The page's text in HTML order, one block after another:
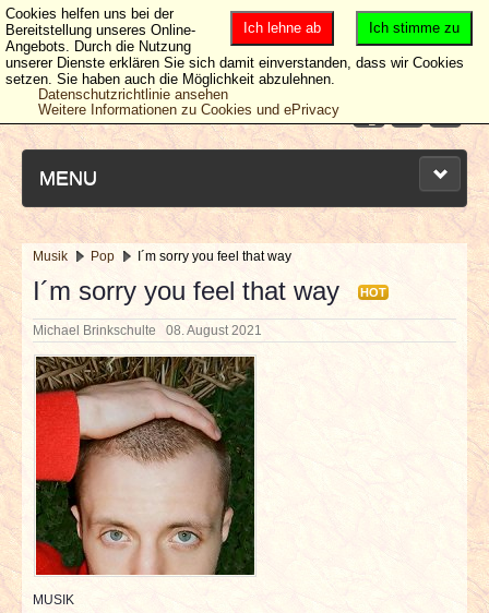
MENU
NEUESTE ARTIKEL
NEWS & DATES
BERICHTE
VERLOSUNGEN
INTERVIEWS
SPECIALS
Musik Pop I´m sorry you feel that way
I´m sorry you feel that way HOT
Michael Brinkschulte 08. August 2021
MUSIK
Ich stimme zu
Ich lehne ab
Cookies helfen uns bei der
Bereitstellung unseres Online-
Angebots. Durch die Nutzung
unserer Dienste erklären Sie sich damit einverstanden, dass wir Cookies
setzen. Sie haben auch die Möglichkeit abzulehnen.
Datenschutzrichtlinie ansehen
Weitere Informationen zu Cookies und ePrivacy